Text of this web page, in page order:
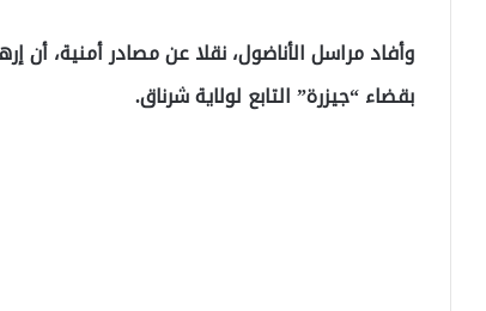
وأفاد مراسل الأناضول، نقلا عن مصادر أمنية،
بقضاء “جيزرة” التابع لولاية شرناق.